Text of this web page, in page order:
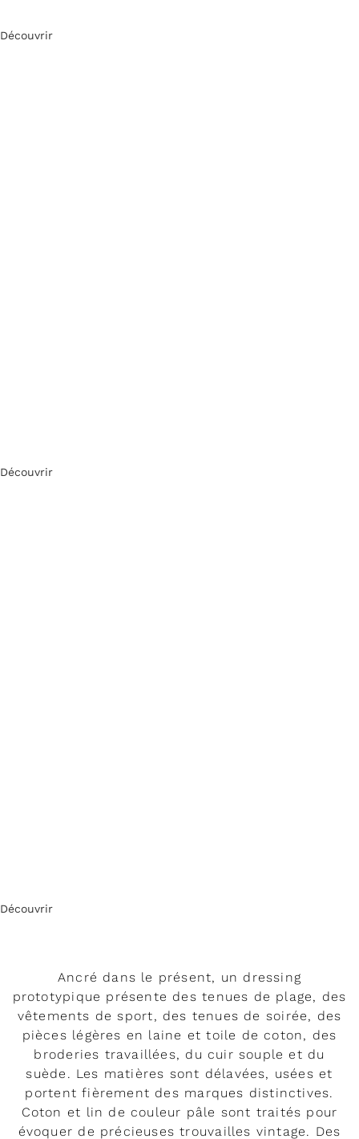
Découvrir
Découvrir
Découvrir
Ancré dans le présent, un dressing
prototypique présente des tenues de plage, des
vêtements de sport, des tenues de soirée, des
pièces légères en laine et toile de coton, des
broderies travaillées, du cuir souple et du
suède. Les matières sont délavées, usées et
portent fièrement des marques distinctives.
Coton et lin de couleur pâle sont traités pour
évoquer de précieuses trouvailles vintage. Des